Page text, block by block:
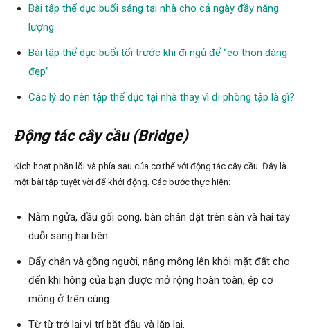
Bài tập thể dục buổi sáng tại nhà cho cả ngày đầy năng
lượng
Bài tập thể dục buổi tối trước khi đi ngủ để “eo thon dáng
đẹp”
Các lý do nên tập thể dục tại nhà thay vì đi phòng tập là gì?
Động tác cây cầu (Bridge)
Kích hoạt phần lõi và phía sau của cơ thể với động tác cây cầu. Đây là
một bài tập tuyệt vời để khởi động. Các bước thực hiện:
Nằm ngửa, đầu gối cong, bàn chân đặt trên sàn và hai tay
duỗi sang hai bên.
Đẩy chân và gồng người, nâng mông lên khỏi mặt đất cho
đến khi hông của bạn được mở rộng hoàn toàn, ép cơ
mông ở trên cùng.
Từ từ trở lại vị trí bắt đầu và lặp lại.